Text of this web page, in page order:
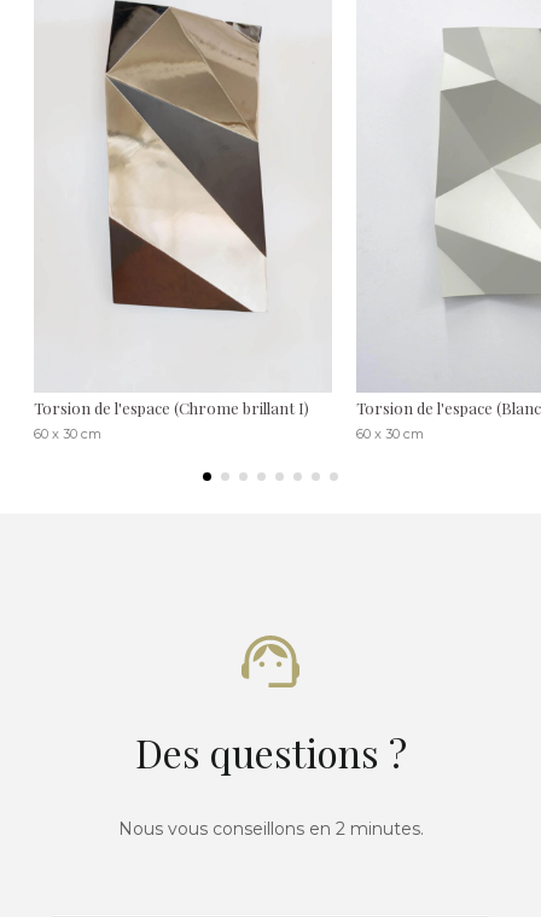
Torsion de l'espace (Chrome brillant I)
60 x 30 cm
Torsion de l'espace
60 x 30 cm
Des questions ?
Nous vous conseillons en 2 minutes.